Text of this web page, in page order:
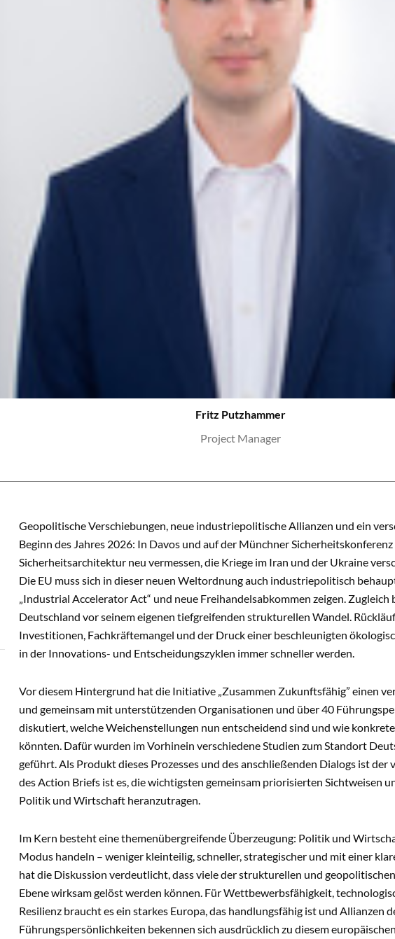
Fritz Putzhammer
Project Manager
INHALT
Geopolitische Verschiebungen, neue industriepolitische Allianzen und ein
Beginn des Jahres 2026: In Davos und auf der Münchner
Sicherheitsarchitektur neu vermessen, die Kriege im Iran und der Ukraine
Die EU muss sich in dieser neuen Weltordnung auch industriepolitisch
„Industrial Accelerator Act“ und neue Freihandelsabkommen zeigen.
Deutschland vor seinem eigenen tiefgreifenden strukturellen Wandel.
Investitionen, Fachkräftemangel und der Druck einer beschleunigten
in der Innovations- und Entscheidungszyklen immer schneller werden.
Vor diesem Hintergrund hat die Initiative „Zusammen Zukunftsfähig” einen
und gemeinsam mit unterstützenden Organisationen und über 40
diskutiert, welche Weichenstellungen nun entscheidend sind und wie
könnten. Dafür wurden im Vorhinein verschiedene Studien zum Standort
geführt. Als Produkt dieses Prozesses und des anschließenden Dialogs ist
des Action Briefs ist es, die wichtigsten gemeinsam priorisierten Sichtweisen
Politik und Wirtschaft heranzutragen.
Im Kern besteht eine themenübergreifende Überzeugung: Politik und
Modus handeln – weniger kleinteilig, schneller, strategischer und mit einer
hat die Diskussion verdeutlicht, dass viele der strukturellen und
Ebene wirksam gelöst werden können. Für Wettbewerbsfähigkeit,
Resilienz braucht es ein starkes Europa, das handlungsfähig ist und Allianzen
Führungspersönlichkeiten bekennen sich ausdrücklich zu diesem